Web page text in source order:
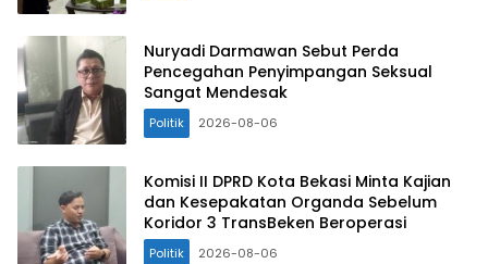
Nuryadi Darmawan Sebut Perda
Pencegahan Penyimpangan Seksual
Sangat Mendesak
Politik 2026-08-06
Komisi II DPRD Kota Bekasi Minta Kajian
dan Kesepakatan Organda Sebelum
Koridor 3 TransBeken Beroperasi
Politik 2026-08-06